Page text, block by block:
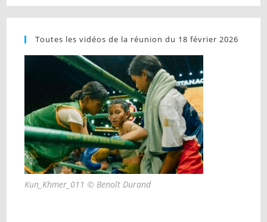
Toutes les vidéos de la réunion du 18 février 2026
Kun_Khmer_011 © Benoît Durand